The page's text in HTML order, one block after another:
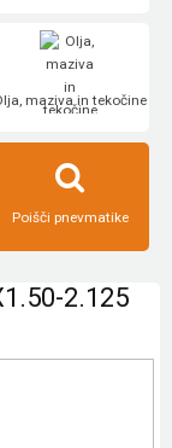
maziva in tekočine
Poišči pnevmatike
2.125